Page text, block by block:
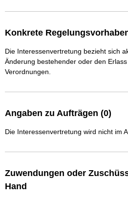
Konkrete
Die Interessenvertretung bezieht sich
Änderung bestehender oder den
Verordnungen.
Angaben zu Aufträgen (0)
Die Interessenvertretung wird nicht im
Zuwendungen oder
Hand